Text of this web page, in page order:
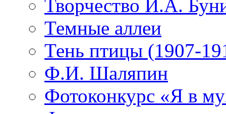
Творчество И.А.
Темные аллеи
Тень птицы (1907-
Ф.И. Шаляпин
Фотоконкурс «Я в